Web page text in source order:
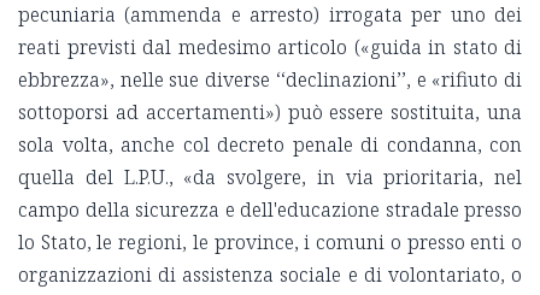
pecuniaria (ammenda e arresto) irrogata per uno dei
reati previsti dal medesimo articolo («guida in stato di
ebbrezza», nelle sue diverse ‘‘declinazioni’’, e «rifiuto di
sottoporsi ad accertamenti») può essere sostituita, una
sola volta, anche col decreto penale di condanna, con
quella del L.P.U., «da svolgere, in via prioritaria, nel
campo della sicurezza e dell'educazione stradale presso
lo Stato, le regioni, le province, i comuni o presso enti o
organizzazioni di assistenza sociale e di volontariato, o